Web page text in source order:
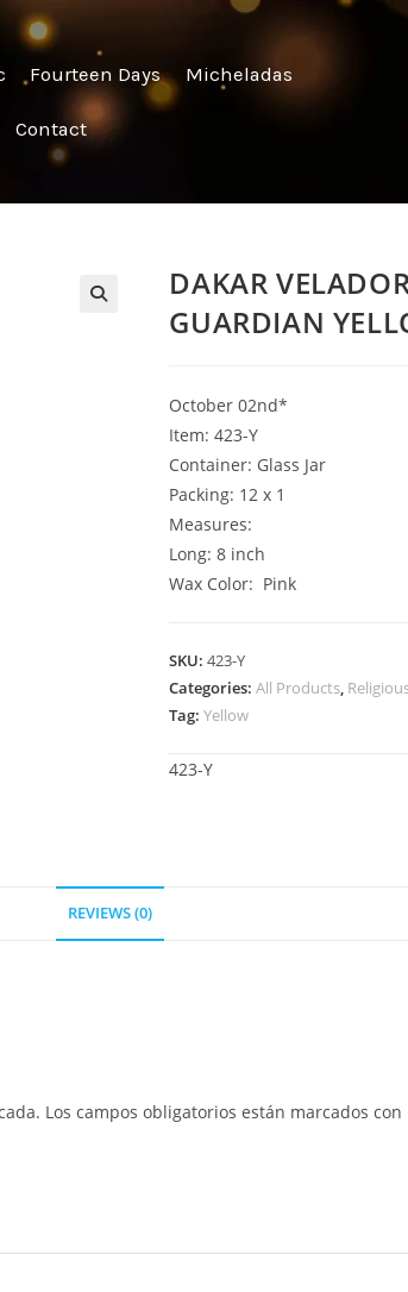
Fourteen Days Micheladas
Contact
DAKAR
GUARDIAN
October 02nd*
Item: 423-Y
Container: Glass Jar
Packing: 12 x 1
Measures:
Long: 8 inch
Wax Color: Pink
SKU:423-Y
Categories:All Products,
Tag:Yellow
423-Y
REVIEWS (0)
Los campos obligatorios están marcados con